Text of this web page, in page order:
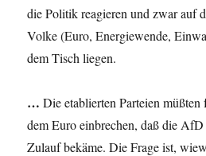
die Politik reagieren und zwar auf
Volke (Euro, Energiewende,
dem Tisch liegen.
…Die etablierten Parteien
dem Euro einbrechen, daß die AfD
Zulauf bekäme. Die Frage ist,